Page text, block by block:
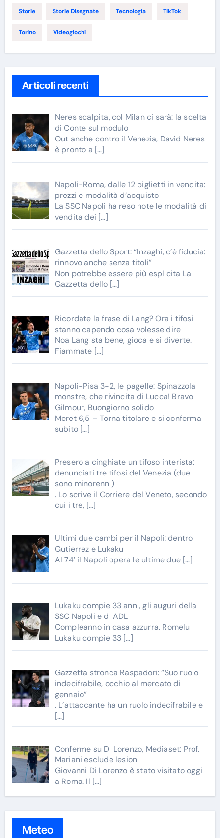
Storie Storie Disegnate Tecnologia TikTok
Torino Videogiochi
Articoli recenti
Neres scalpita, col Milan ci sarà: la scelta
di Conte sul modulo
Out anche contro il Venezia, David Neres
è pronto a […]
Napoli-Roma, dalle 12 biglietti in vendita:
prezzi e modalità d’acquisto
La SSC Napoli ha reso note le modalità di
vendita dei […]
Gazzetta dello Sport: “Inzaghi, c’è fiducia:
rinnovo anche senza titoli”
Non potrebbe essere più esplicita La
Gazzetta dello […]
Ricordate la frase di Lang? Ora i tifosi
stanno capendo cosa volesse dire
Noa Lang sta bene, gioca e si diverte.
Fiammate […]
Napoli-Pisa 3-2, le pagelle: Spinazzola
monstre, che rivincita di Lucca! Bravo
Gilmour, Buongiorno solido
Meret 6,5 – Torna titolare e si conferma
subito […]
Presero a cinghiate un tifoso interista:
denunciati tre tifosi del Venezia (due
sono minorenni)
. Lo scrive il Corriere del Veneto, secondo
cui i tre, […]
Ultimi due cambi per il Napoli: dentro
Gutierrez e Lukaku
Al 74′ il Napoli opera le ultime due […]
Lukaku compie 33 anni, gli auguri della
SSC Napoli e di ADL
Compleanno in casa azzurra. Romelu
Lukaku compie 33 […]
Gazzetta stronca Raspadori: “Suo ruolo
indecifrabile, occhio al mercato di
gennaio”
. L’attaccante ha un ruolo indecifrabile e
[…]
Conferme su Di Lorenzo, Mediaset: Prof.
Mariani esclude lesioni
Giovanni Di Lorenzo è stato visitato oggi
a Roma. Il […]
Meteo